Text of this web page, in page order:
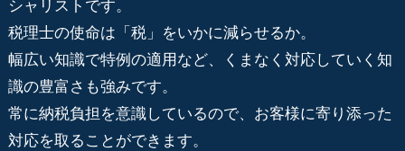
シャリストです。
税理士の使命は「税」をいかに減らせるか。
幅広い知識で特例の適用など、くまなく対応していく知
識の豊富さも強みです。
常に納税負担を意識しているので、お客様に寄り添った
対応を取ることができます。